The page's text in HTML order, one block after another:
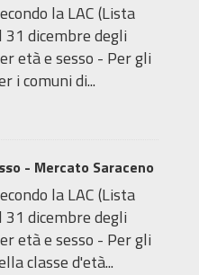
la LAC (Lista
dicembre degli
età e sesso - Per gli
i comuni di...
- Mercato Saraceno
la LAC (Lista
dicembre degli
età e sesso - Per gli
classe d'età...